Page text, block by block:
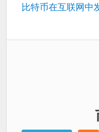
下
比特币在互联网中